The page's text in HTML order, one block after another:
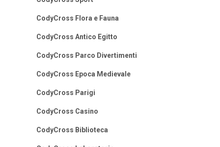
CodyCross Flora e Fauna
CodyCross Antico Egitto
CodyCross Parco Divertimenti
CodyCross Epoca Medievale
CodyCross Parigi
CodyCross Casino
CodyCross Biblioteca